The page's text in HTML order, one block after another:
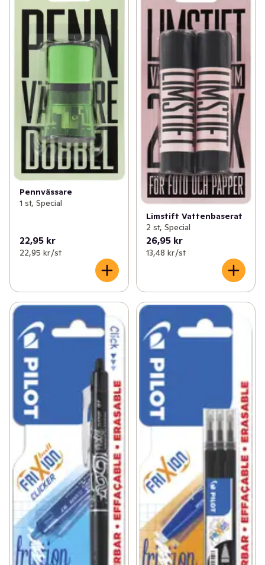
Pennvässare
1 st, Special
22,95 kr
22,95 kr /st
Limstift Vattenbaserat
2 st, Special
26,95 kr
13,48 kr /st